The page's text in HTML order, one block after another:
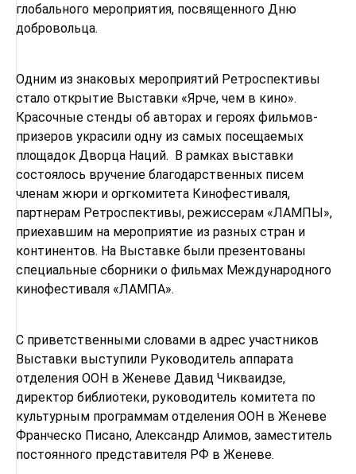
глобального мероприятия, посвященного Дню
добровольца.
Одним из знаковых мероприятий Ретроспективы
стало открытие Выставки «Ярче, чем в кино».
Красочные стенды об авторах и героях фильмов-
призеров украсили одну из самых посещаемых
площадок Дворца Наций. В рамках выставки
состоялось вручение благодарственных писем
членам жюри и оргкомитета Кинофестиваля,
партнерам Ретроспективы, режиссерам «ЛАМПЫ»,
приехавшим на мероприятие из разных стран и
континентов. На Выставке были презентованы
специальные сборники о фильмах Международного
кинофестиваля «ЛАМПА».
С приветственными словами в адрес участников
Выставки выступили Руководитель аппарата
отделения ООН в Женеве Давид Чикваидзе,
директор библиотеки, руководитель комитета по
культурным программам отделения ООН в Женеве
Франческо Писано, Александр Алимов, заместитель
постоянного представителя РФ в Женеве.